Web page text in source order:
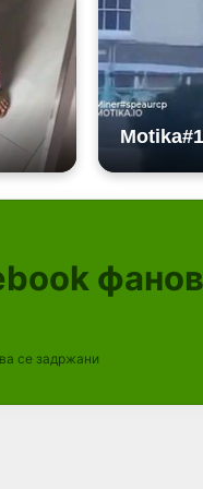
се задржани